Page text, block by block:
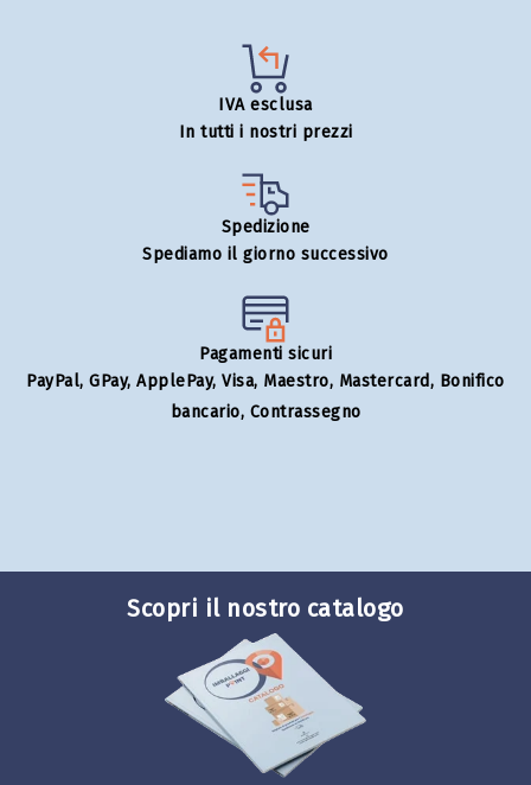
IVA esclusa
In tutti i nostri prezzi
Spedizione
Spediamo il giorno successivo
Pagamenti sicuri
PayPal, GPay, ApplePay, Visa, Maestro, Mastercard, Bonifico
bancario, Contrassegno
Scopri il nostro catalogo